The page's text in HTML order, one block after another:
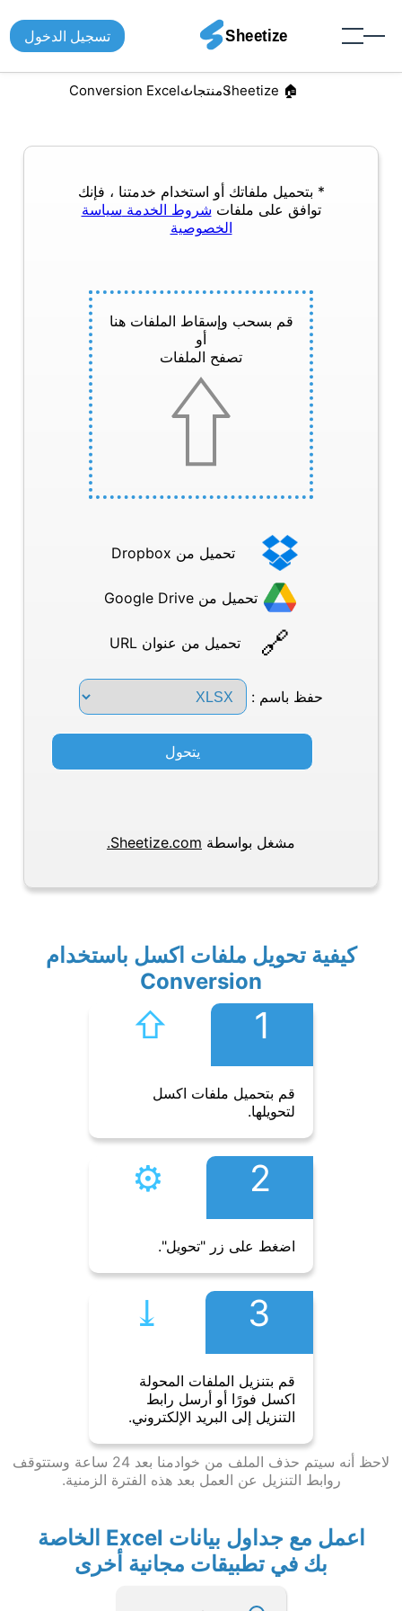
تسجيل الدخول
🏠︎ Sheetize منتجاتConversion Excel
* بتحميل ملفاتك أو استخدام خدمتنا ، فإنك
توافق على ملفات شروط الخدمة سياسة
الخصوصية
قم بسحب وإسقاط الملفات هنا
أو
تصفح الملفات
تحميل من Dropbox
تحميل من Google Drive
تحميل من عنوان URL
حفظ باسم :
يتحول
مشغل بواسطة Sheetize.com.
كيفية تحويل ملفات اكسل باستخدام
Conversion
1
⇧︎
قم بتحميل ملفات اكسل
لتحويلها.
2
⚙︎
اضغط على زر "تحويل".
3
⤓︎
قم بتنزيل الملفات المحولة
اكسل فورًا أو أرسل رابط
التنزيل إلى البريد الإلكتروني.
لاحظ أنه سيتم حذف الملف من خوادمنا بعد 24 ساعة وستتوقف
روابط التنزيل عن العمل بعد هذه الفترة الزمنية.
اعمل مع جداول بيانات Excel الخاصة
بك في تطبيقات مجانية أخرى